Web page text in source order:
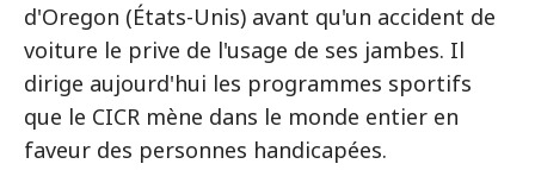
d'Oregon (États-Unis) avant qu'un accident de
voiture le prive de l'usage de ses jambes. Il
dirige aujourd'hui les programmes sportifs
que le CICR mène dans le monde entier en
faveur des personnes handicapées.